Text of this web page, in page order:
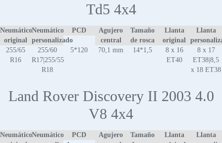
Td5 4x4
Neumático
original
Neumático
personalizado
PCD
Agujero
central
Tamaño
de rosca
Llanta
original
Llanta
255/65
R16
255/60
R17|255/55
R18
5*120 70,1 mm 14*1,5
8 x 16
ET40
8 x 17
ET38|8,5
x 18 ET38
Land Rover Discovery II 2003 4.0
V8 4x4
NeumáticoNeumático
PCD
Agujero
Tamaño
Llanta
Llanta